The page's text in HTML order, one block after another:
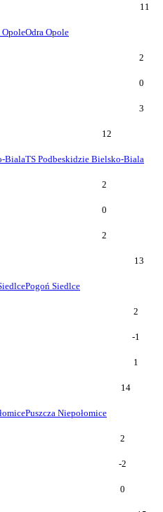
11
OpoleOdra Opole
2
0
3
12
BialaTS Podbeskidzie Bielsko-Biala
2
0
2
13
Pogoń Siedlce
2
-1
1
14
Puszcza Niepołomice
2
-2
0